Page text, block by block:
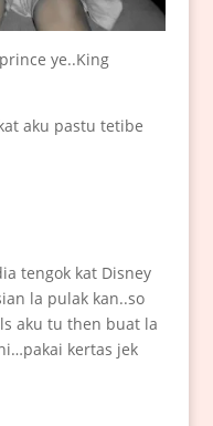
ye..King
aku pastu tetibe
tengok kat Disney
la pulak kan..so
aku tu then buat la
kertas jek